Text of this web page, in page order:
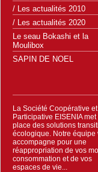
/ Les actualités 2010
/ Les actualités 2020
Le seau Bokashi et la
Moulibox
SAPIN DE NOEL
La Société Coopérative et
Participative EISENIA met
place des solutions
écologique. Notre équipe
accompagne pour une
réappropriation de vos
consommation et de vos
espaces de vie...